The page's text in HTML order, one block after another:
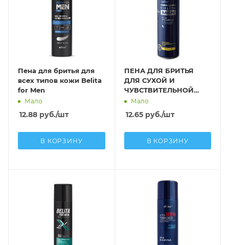
Пена для бритья для
всех типов кожи Belita
for Men
Мало
12.88 руб./шт
В КОРЗИНУ
ПЕНА ДЛЯ БРИТЬЯ
ДЛЯ СУХОЙ И
ЧУВСТВИТЕЛЬНОЙ
КОЖИ
Мало
12.65руб./шт
В КОРЗИНУ